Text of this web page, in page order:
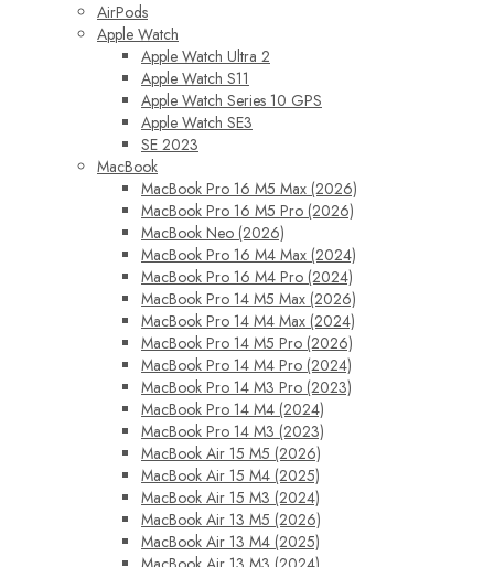
AirPods
Apple Watch
Apple Watch Ultra 2
Apple Watch S11
Apple Watch Series 10 GPS
Apple Watch SE3
SE 2023
MacBook
MacBook Pro 16 M5 Max (2026)
MacBook Pro 16 M5 Pro (2026)
MacBook Neo (2026)
MacBook Pro 16 M4 Max (2024)
MacBook Pro 16 M4 Pro (2024)
MacBook Pro 14 M5 Max (2026)
MacBook Pro 14 M4 Max (2024)
MacBook Pro 14 M5 Pro (2026)
MacBook Pro 14 M4 Pro (2024)
MacBook Pro 14 M3 Pro (2023)
MacBook Pro 14 M4 (2024)
MacBook Pro 14 M3 (2023)
MacBook Air 15 M5 (2026)
MacBook Air 15 M4 (2025)
MacBook Air 15 M3 (2024)
MacBook Air 13 M5 (2026)
MacBook Air 13 M4 (2025)